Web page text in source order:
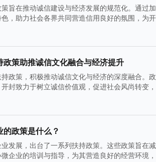
旨在推动诚信建设与经济发展的规范化。通过
，助力社会各界共同营造信用良好的氛围，为
政策助推诚信文化融合与经济提升
政策，积极推动诚信文化与经济的深度融合。
封致力于树立诚信价值观，促进社会风尚转变
政策是什么？
发展，出台了一系列扶持政策。这些政策旨在
企业的培训与指导，为其营造良好的经营环境